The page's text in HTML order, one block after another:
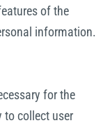
of the
information.
for the
to collect user